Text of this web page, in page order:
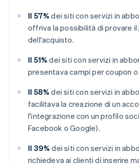
Il 57% dei siti con servizi in
offriva la possibilità di provare
dell'acquisto.
Il 51% dei siti con servizi in
presentava campi per coupon
Il 58% dei siti con servizi in
facilitava la creazione di un
l'integrazione con un profilo
Facebook o Google).
Il 39% dei siti con servizi in
richiedeva ai clienti di inserire